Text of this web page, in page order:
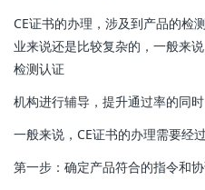
CE证书的办理，涉及到产品的检
业来说还是比较复杂的，一般来
检测认证
机构进行辅导，提升通过率的同
一般来说，CE证书的办理需要经
第一步：确定产品符合的指令和